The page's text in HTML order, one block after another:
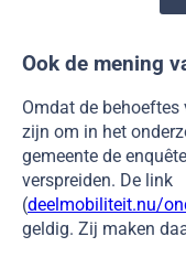
Ook de mening
Omdat de
zijn om in het
gemeente de
verspreiden. De link
(deelmobiliteit.nu/
geldig. Zij maken